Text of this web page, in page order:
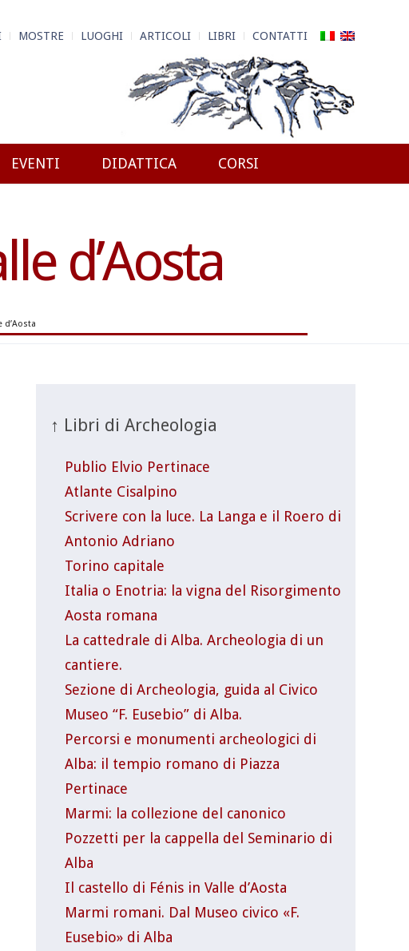
MOSTRE LUOGHI ARTICOLI LIBRI CONTATTI
EVENTI DIDATTICA CORSI
d’Aosta
d’Aosta
↑ Libri di Archeologia
Publio Elvio Pertinace
Atlante Cisalpino
Scrivere con la luce. La Langa e il Roero di
Antonio Adriano
Torino capitale
Italia o Enotria: la vigna del Risorgimento
Aosta romana
La cattedrale di Alba. Archeologia di un
cantiere.
Sezione di Archeologia, guida al Civico
Museo “F. Eusebio” di Alba.
Percorsi e monumenti archeologici di
Alba: il tempio romano di Piazza
Pertinace
Marmi: la collezione del canonico
Pozzetti per la cappella del Seminario di
Alba
Il castello di Fénis in Valle d’Aosta
Marmi romani. Dal Museo civico «F.
Eusebio» di Alba